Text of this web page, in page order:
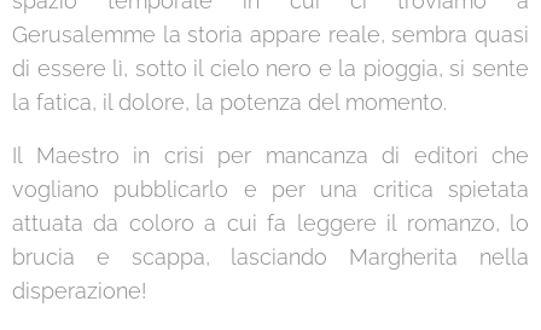
Gerusalemme la storia appare reale, sembra quasi
di essere lì, sotto il cielo nero e la pioggia, si sente
la fatica, il dolore, la potenza del momento.
Il Maestro in crisi per mancanza di editori che
vogliano pubblicarlo e per una critica spietata
attuata da coloro a cui fa leggere il romanzo, lo
brucia e scappa, lasciando Margherita nella
disperazione!